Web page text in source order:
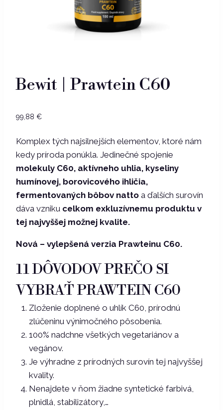
Bewit | Prawtein C60
99,88 €
Komplex tých najsilnejších elementov, ktoré nám
kedy príroda ponúkla. Jedinečné spojenie
molekuly C60, aktívneho uhlia, kyseliny
humínovej, borovicového ihličia,
fermentovaných bôbov natto a ďalších surovín
dáva vzniku celkom exkluzívnemu produktu v
tej najvyššej možnej kvalite.
Nová – vylepšená verzia Prawteinu C60.
11 DÔVODOV PREČO SI
VYBRAŤ PRAWTEIN C60
Zloženie doplnené o uhlík C60, prírodnú
zlúčeninu výnimočného pôsobenia.
100% nadchne všetkých vegetariánov a
vegánov.
Je výhradne z prírodných surovín tej najvyššej
kvality.
Nenajdete v ňom žiadne syntetické farbivá,
plnidlá, stabilizátory,…